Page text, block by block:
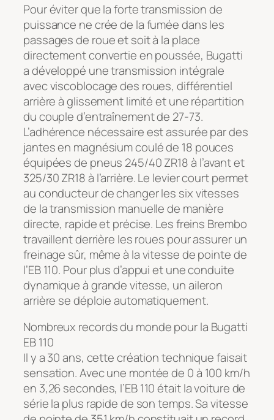
Pour éviter que la forte transmission de
puissance ne crée de la fumée dans les
passages de roue et soit à la place
directement convertie en poussée, Bugatti
a développé une transmission intégrale
avec viscoblocage des roues, différentiel
arrière à glissement limité et une répartition
du couple d’entraînement de 27-73.
L’adhérence nécessaire est assurée par des
jantes en magnésium coulé de 18 pouces
équipées de pneus 245/40 ZR18 à l’avant et
325/30 ZR18 à l’arrière. Le levier court permet
au conducteur de changer les six vitesses
de la transmission manuelle de manière
directe, rapide et précise. Les freins Brembo
travaillent derrière les roues pour assurer un
freinage sûr, même à la vitesse de pointe de
l’EB 110. Pour plus d’appui et une conduite
dynamique à grande vitesse, un aileron
arrière se déploie automatiquement.
Nombreux records du monde pour la Bugatti
EB 110
Il y a 30 ans, cette création technique faisait
sensation. Avec une montée de 0 à 100 km/h
en 3,26 secondes, l’EB 110 était la voiture de
série la plus rapide de son temps. Sa vitesse